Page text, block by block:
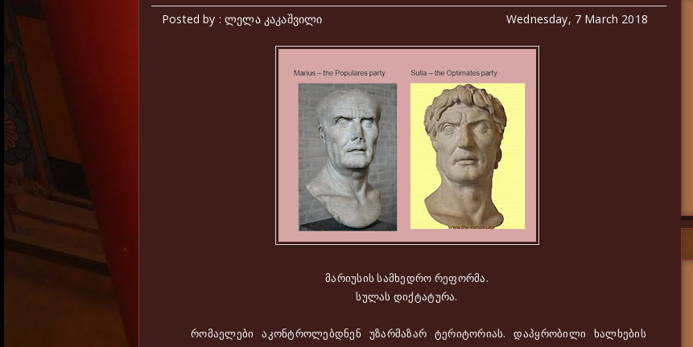
Posted by : ლელა კაკაშვილი Wednesday, 7 March 2018
მარიუსის სამხედრო რეფორმა.
სულას დიქტატურა.
რომაელები აკონტროლებდნენ უზარმაზარ ტერიტორიას. დაპყრობილი ხალხების